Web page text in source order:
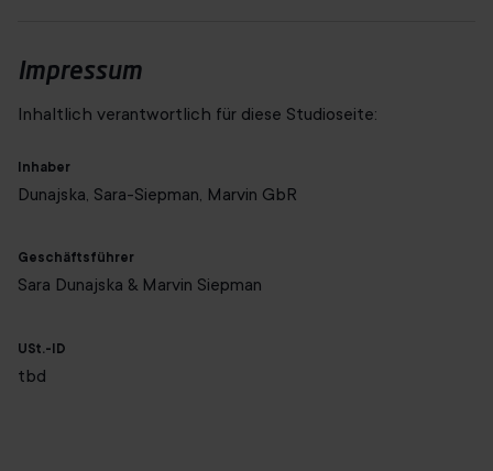
an den Stadtteil Wersten.
Impressum
Inhaltlich verantwortlich für diese Studioseite:
Inhaber
Dunajska, Sara-Siepman, Marvin GbR
Geschäftsführer
Sara Dunajska & Marvin Siepman
USt.-ID
tbd